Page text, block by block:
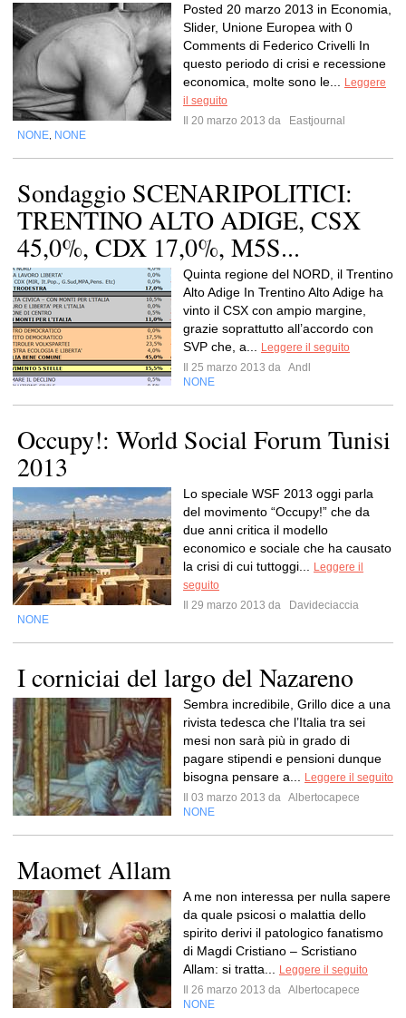
Posted 20 marzo 2013 in Economia,
Slider, Unione Europea with 0
Comments di Federico Crivelli In
questo periodo di crisi e recessione
economica, molte sono le...
Leggere
il seguito
Il 20 marzo 2013 da
Eastjournal
NONE NONE
Sondaggio SCENARIPOLITICI:
TRENTINO ALTO ADIGE, CSX
45,0%, CDX 17,0%, M5S...
Quinta regione del NORD, il Trentino
Alto Adige In Trentino Alto Adige ha
vinto il CSX con ampio margine,
grazie soprattutto all’accordo con
SVP che, a...
Leggere il seguito
Il 25 marzo 2013 da Andl
NONE
Occupy!: World Social Forum Tunisi
2013
Lo speciale WSF 2013 oggi parla
del movimento “Occupy!” che da
due anni critica il modello
economico e sociale che ha causato
la crisi di cui tuttoggi...
Leggere il
seguito
Il 29 marzo 2013 da
Davideciaccia
NONE
I corniciai del largo del Nazareno
Sembra incredibile, Grillo dice a una
rivista tedesca che l’Italia tra sei
mesi non sarà più in grado di
pagare stipendi e pensioni dunque
bisogna pensare a...
Leggere il seguito
Il 03 marzo 2013 da Albertocapece
NONE
Maomet Allam
A me non interessa per nulla sapere
da quale psicosi o malattia dello
spirito derivi il patologico fanatismo
di Magdi Cristiano – Scristiano
Allam: si tratta...
Leggere il seguito
Il 26 marzo 2013 da Albertocapece
NONE